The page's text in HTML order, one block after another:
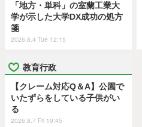
「地方・単科」の室蘭工業大
学が示した大学DX成功の処方
箋
2026.8.4 Tue 12:15
教育行政
【クレーム対応Q＆A】公園で
いたずらをしている子供がい
る
2026.8.7 Fri 19:45